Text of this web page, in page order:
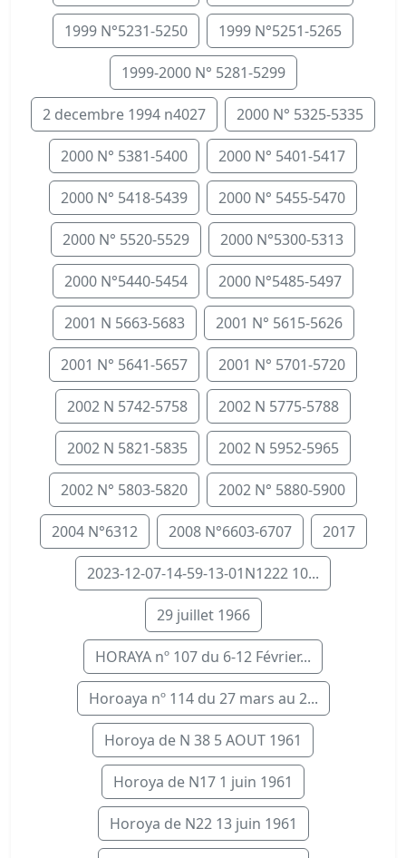
1999 N°5231-5250 1999 N°5251-5265
1999-2000 N° 5281-5299
2 decembre 1994 n4027 2000 N° 5325-5335
2000 N° 5381-5400 2000 N° 5401-5417
2000 N° 5418-5439 2000 N° 5455-5470
2000 N° 5520-5529 2000 N°5300-5313
2000 N°5440-5454 2000 N°5485-5497
2001 N 5663-5683 2001 N° 5615-5626
2001 N° 5641-5657 2001 N° 5701-5720
2002 N 5742-5758 2002 N 5775-5788
2002 N 5821-5835 2002 N 5952-5965
2002 N° 5803-5820 2002 N° 5880-5900
2004 N°6312 2008 N°6603-6707 2017
2023-12-07-14-59-13-01N1222 10...
29 juillet 1966
HORAYA nº 107 du 6-12 Février...
Horoaya nº 114 du 27 mars au 2...
Horoya de N 38 5 AOUT 1961
Horoya de N17 1 juin 1961
Horoya de N22 13 juin 1961